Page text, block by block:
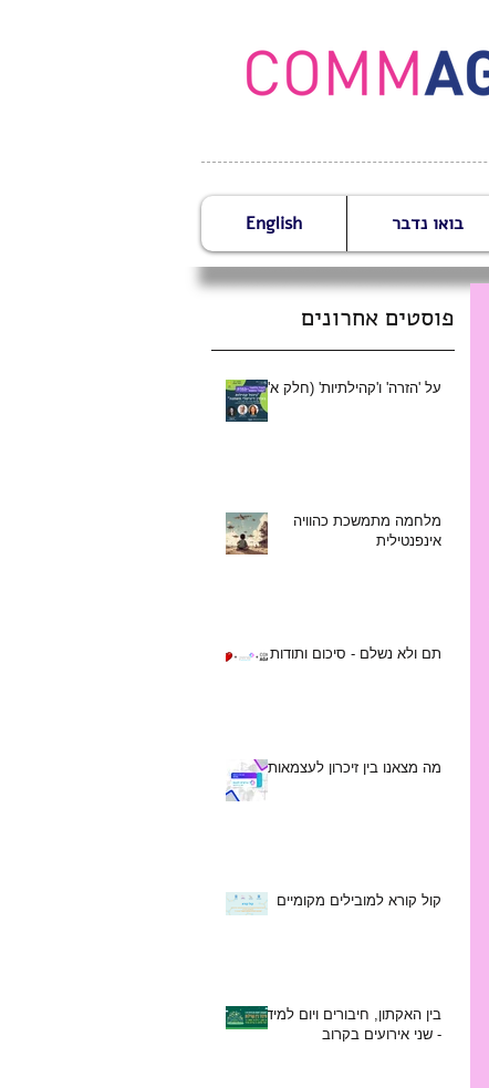
English בואו נדבר
פוסטים אחרונים
על 'הזרה' ו'קהילתיות' (חלק א')
מלחמה מתמשכת כהוויה
אינפנטילית
תם ולא נשלם - סיכום ותודות
מה מצאנו בין זיכרון לעצמאות
קול קורא למובילים מקומיים
בין האקתון, חיבורים ויום למידה
- שני אירועים בקרוב